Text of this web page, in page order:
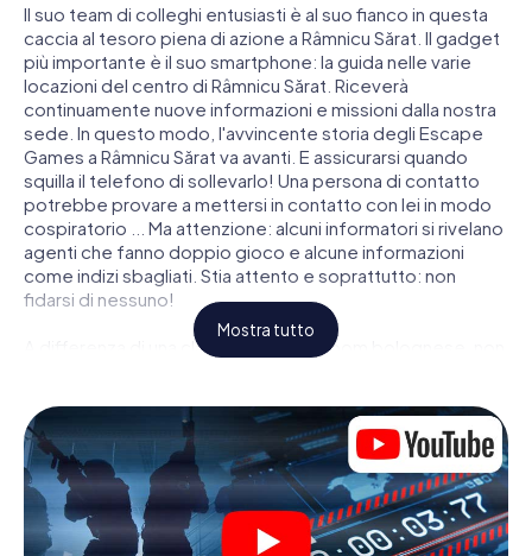
Il suo team di colleghi entusiasti è al suo fianco in questa
caccia al tesoro piena di azione a Râmnicu Sărat. Il gadget
più importante è il suo smartphone: la guida nelle varie
locazioni del centro di Râmnicu Sărat. Riceverà
continuamente nuove informazioni e missioni dalla nostra
sede. In questo modo, l'avvincente storia degli Escape
Games a Râmnicu Sărat va avanti. E assicurarsi quando
squilla il telefono di sollevarlo! Una persona di contatto
potrebbe provare a mettersi in contatto con lei in modo
cospiratorio ... Ma attenzione: alcuni informatori si rivelano
agenti che fanno doppio gioco e alcune informazioni
come indizi sbagliati. Stia attento e soprattutto: non
fidarsi di nessuno!
A differenza di una classica Escape Room bolognese, non
dichiara che tutta Râmnicu Sărat è il suo campo di gioco
personale! Il requisito tecnico per la sua avventura da
agente a Râmnicu Sărat é uno smartphone con accesso a
Internet mobile. Un clic le dà accesso alla nostra app web.
Non è necessario installare nulla per essere trascinati
nell'azione da video interattivi, minigiochi complicati e
Mostra tutto